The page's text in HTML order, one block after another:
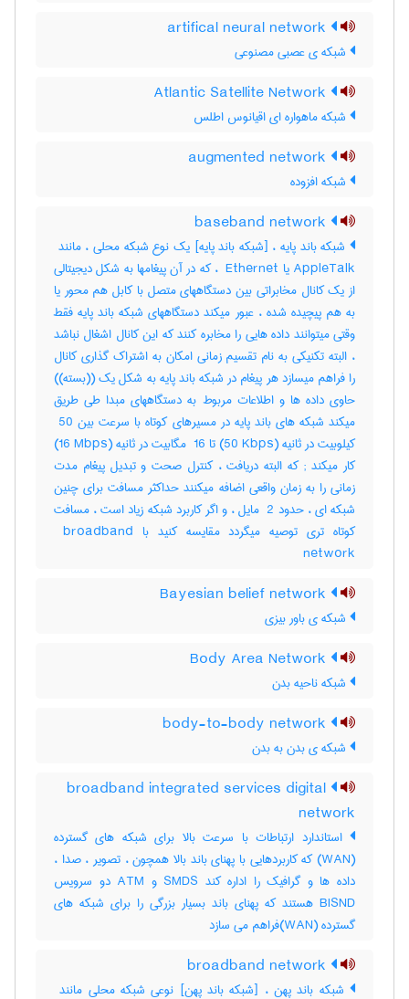
شبکه ی عصبی مصنوعی
شبکه ماهواره ای اقیانوس اطلس
شبکه افزوده
AppleTalk یا ‎ Ethernet ، که در آن پیغامها به شکل دیجیتالی
از یک کانال مخابراتی بین دستگاههای متصل با کابل هم محور یا
به هم پیچیده شده ، عبور میکند دستگاههای شبکه باند پایه فقط
وقتی میتوانند داده هایی را مخابره کنند که این کانال اشغال نباشد
، البته تکنیکی به نام تقسیم زمانی امکان به اشتراک گذاری کانال
را فراهم میسازد هر پیغام در شبکه باند پایه به شکل یک ((بسته))
حاوی داده ها و اطلاعات مربوط به دستگاههای مبدا طی طریق
میکند شبکه های باند پایه در مسیرهای کوتاه با سرعت بین ‎ 50
کیلوبیت در ثانیه (‎50 Kbps) تا ‎ 16 مگابیت در ثانیه (‎16 Mbps)
کار میکند‎ ; که البته دریافت ، کنترل صحت و تبدیل پیغام مدت
زمانی را به زمان واقعی اضافه میکنند حداکثر مسافت برای چنین
شبکه ای ، حدود ‎ 2 مایل ، و اگر کاربرد شبکه زیاد است ، مسافت
کوتاه تری توصیه میگردد مقایسه کنید با ‎ broadband
network
شبکه ی باور بیزی
شبکه ناحیه بدن
شبکه ی بدن به بدن
broadband integrated services digital
network
استاندارد ارتباطات با سرعت بالا برای شبکه های گسترده
(WAN) که کاربردهایی با پهنای باند بالا همچون ، تصویر ، صدا ،
داده ها و گرافیک را اداره کند SMDS و ATM دو سرویس
BISND هستند که پهنای باند بسیار بزرگی را برای شبکه های
گسترده (WAN)فراهم می سازد